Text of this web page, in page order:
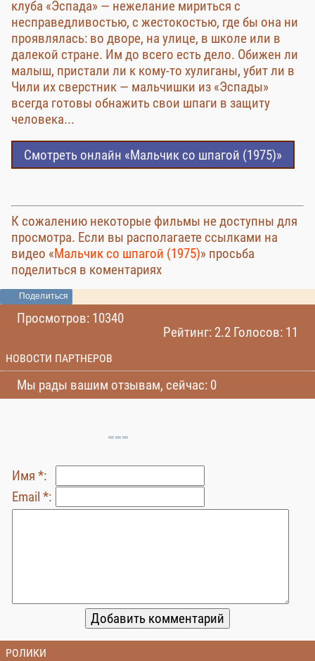
клуба «Эспада» — нежелание мириться с
несправедливостью, с жестокостью, где бы она ни
проявлялась: во дворе, на улице, в школе или в
далекой стране. Им до всего есть дело. Обижен ли
малыш, пристали ли к кому-то хулиганы, убит ли в
Чили их сверстник — мальчишки из «Эспады»
всегда готовы обнажить свои шпаги в защиту
человека...
Смотреть онлайн «Мальчик со шпагой (1975)»
К сожалению некоторые фильмы не доступны для
просмотра. Если вы располагаете ссылками на
видео «Мальчик со шпагой (1975)» просьба
поделиться в коментариях
Поделиться
Просмотров: 10340
Рейтинг: 2.2 Голосов: 11
НОВОСТИ ПАРТНЕРОВ
Мы рады вашим отзывам, сейчас: 0
Имя *:
Email *:
РОЛИКИ